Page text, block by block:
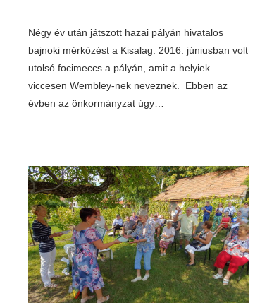
Négy év után játszott hazai pályán hivatalos
bajnoki mérkőzést a Kisalag. 2016. júniusban volt
utolsó focimeccs a pályán, amit a helyiek
viccesen Wembley-nek neveznek. Ebben az
évben az önkormányzat úgy…